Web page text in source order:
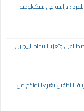
للفرد : دراسة في سيكولوجية
وتعزيز الاتجاه الإيجابي
للناطقين بغيرها نماذج من